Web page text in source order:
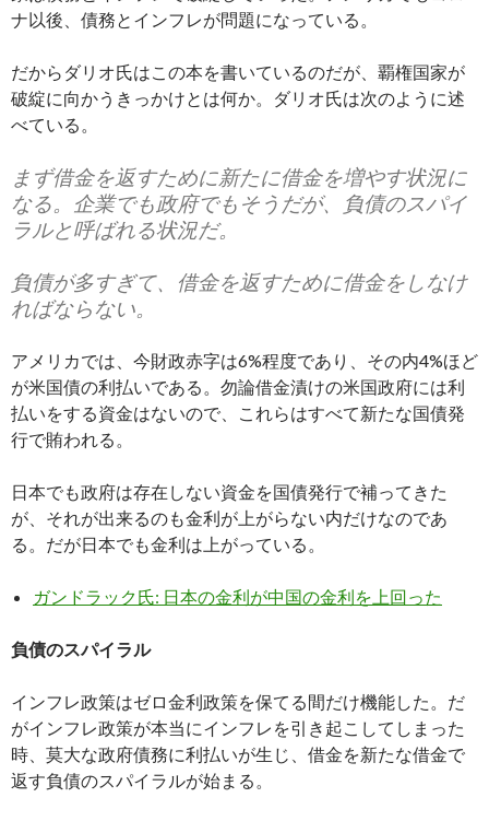
ナ以後、債務とインフレが問題になっている。
だからダリオ氏はこの本を書いているのだが、覇権国家が
破綻に向かうきっかけとは何か。ダリオ氏は次のように述
べている。
まず借金を返すために新たに借金を増やす状況に
なる。企業でも政府でもそうだが、負債のスパイ
ラルと呼ばれる状況だ。
負債が多すぎて、借金を返すために借金をしなけ
ればならない。
アメリカでは、今財政赤字は6%程度であり、その内4%ほど
が米国債の利払いである。勿論借金漬けの米国政府には利
払いをする資金はないので、これらはすべて新たな国債発
行で賄われる。
日本でも政府は存在しない資金を国債発行で補ってきた
が、それが出来るのも金利が上がらない内だけなのであ
る。だが日本でも金利は上がっている。
ガンドラック氏: 日本の金利が中国の金利を上回った
負債のスパイラル
インフレ政策はゼロ金利政策を保てる間だけ機能した。だ
がインフレ政策が本当にインフレを引き起こしてしまった
時、莫大な政府債務に利払いが生じ、借金を新たな借金で
返す負債のスパイラルが始まる。